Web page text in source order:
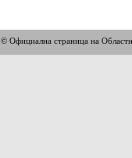
© Официална страница на